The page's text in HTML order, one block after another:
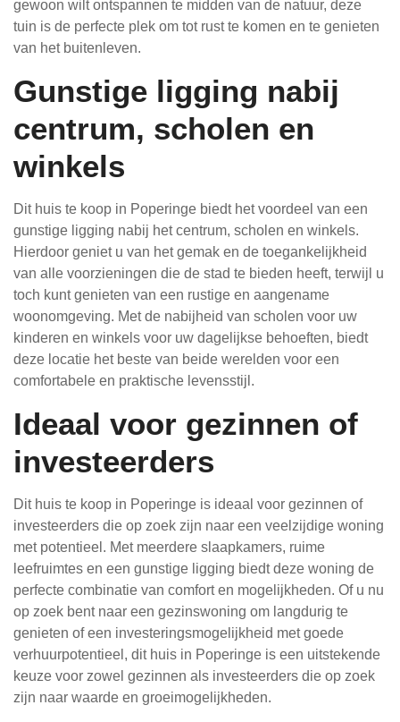
gewoon wilt ontspannen te midden van de natuur, deze
tuin is de perfecte plek om tot rust te komen en te genieten
van het buitenleven.
Gunstige ligging nabij
centrum, scholen en
winkels
Dit huis te koop in Poperinge biedt het voordeel van een
gunstige ligging nabij het centrum, scholen en winkels.
Hierdoor geniet u van het gemak en de toegankelijkheid
van alle voorzieningen die de stad te bieden heeft, terwijl u
toch kunt genieten van een rustige en aangename
woonomgeving. Met de nabijheid van scholen voor uw
kinderen en winkels voor uw dagelijkse behoeften, biedt
deze locatie het beste van beide werelden voor een
comfortabele en praktische levensstijl.
Ideaal voor gezinnen of
investeerders
Dit huis te koop in Poperinge is ideaal voor gezinnen of
investeerders die op zoek zijn naar een veelzijdige woning
met potentieel. Met meerdere slaapkamers, ruime
leefruimtes en een gunstige ligging biedt deze woning de
perfecte combinatie van comfort en mogelijkheden. Of u nu
op zoek bent naar een gezinswoning om langdurig te
genieten of een investeringsmogelijkheid met goede
verhuurpotentieel, dit huis in Poperinge is een uitstekende
keuze voor zowel gezinnen als investeerders die op zoek
zijn naar waarde en groeimogelijkheden.